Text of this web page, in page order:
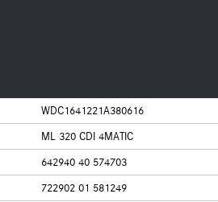
WDC1641221A380616
ML 320 CDI 4MATIC
642940 40 574703
722902 01 581249